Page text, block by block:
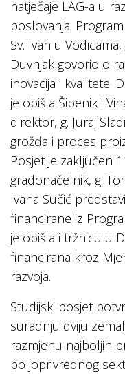
natječaje LAG-a u
poslovanja.
Sv. Ivan u
Duvnjak govorio o
inovacija i kvalitete.
je obišla Šibenik i
direktor, g. Juraj
grožđa i proces
Posjet je zaključen
gradonačelnik, g.
Ivana Sučić
financirane iz
je obišla i tržnicu u
financirana kroz
razvoja.
Studijski posjet
suradnju dviju
razmjenu najboljih
poljoprivrednog